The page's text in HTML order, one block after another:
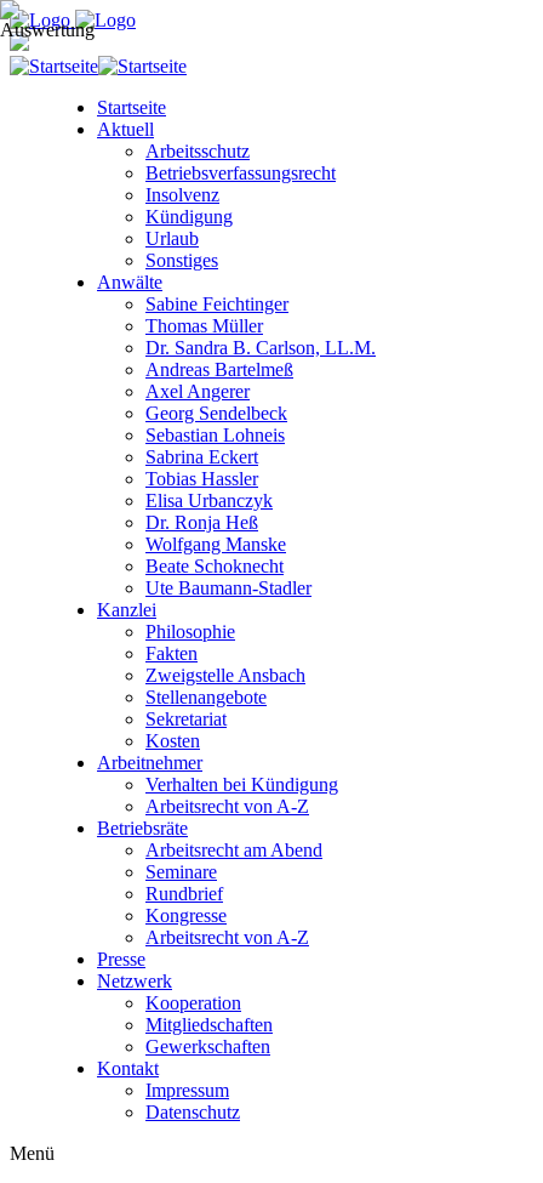
Startseite
Aktuell
Arbeitsschutz
Betriebsverfassungsrecht
Insolvenz
Kündigung
Urlaub
Sonstiges
Anwälte
Sabine Feichtinger
Thomas Müller
Dr. Sandra B. Carlson, LL.M.
Andreas Bartelmeß
Axel Angerer
Georg Sendelbeck
Sebastian Lohneis
Sabrina Eckert
Tobias Hassler
Elisa Urbanczyk
Dr. Ronja Heß
Wolfgang Manske
Beate Schoknecht
Ute Baumann-Stadler
Kanzlei
Philosophie
Fakten
Zweigstelle Ansbach
Stellenangebote
Sekretariat
Kosten
Arbeitnehmer
Verhalten bei Kündigung
Arbeitsrecht von A-Z
Betriebsräte
Arbeitsrecht am Abend
Seminare
Rundbrief
Kongresse
Arbeitsrecht von A-Z
Presse
Netzwerk
Kooperation
Mitgliedschaften
Gewerkschaften
Kontakt
Impressum
Datenschutz
Menü